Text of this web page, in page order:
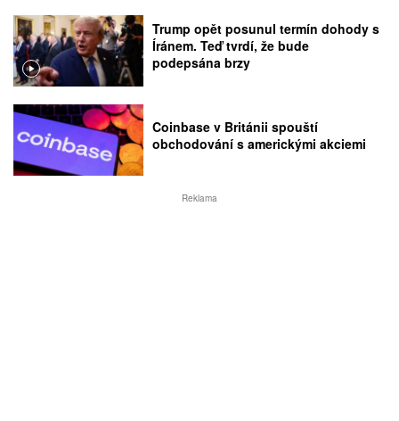
Trump opět posunul termín dohody s
Íránem. Teď tvrdí, že bude
podepsána brzy
Coinbase v Británii spouští
obchodování s americkými akciemi
Reklama